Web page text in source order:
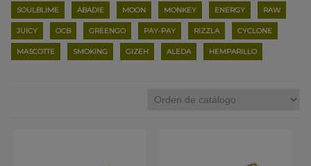
SOULBLIME ABADIE MOON MONKEY ENERGY RAW
JUICY OCB GREENGO PAY-PAY RIZZLA CYCLONE
MASCOTTE SMOKING GIZEH ALEDA HEMPARILLO